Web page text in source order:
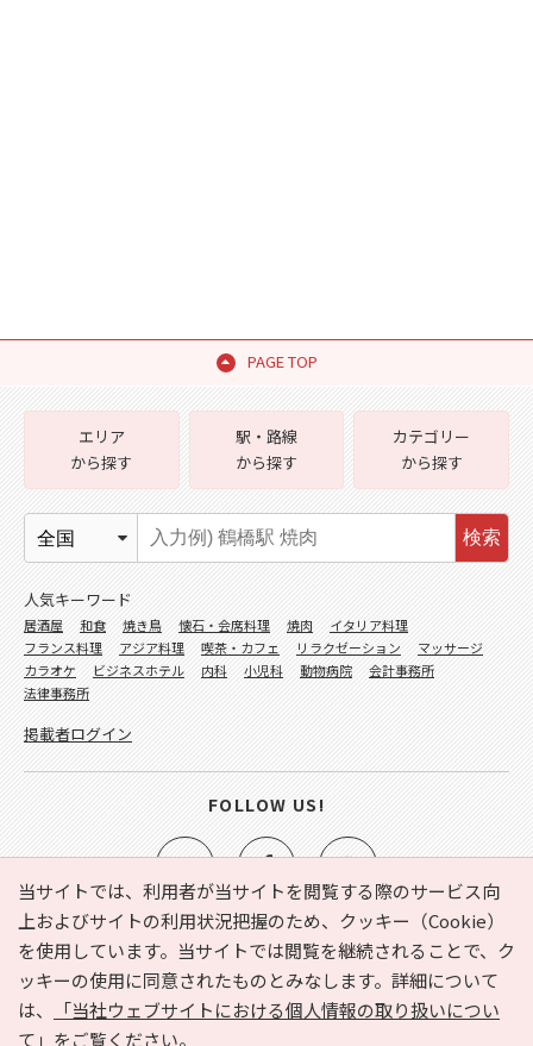
PAGE TOP
当サイトでは、利用者が当サイトを閲覧する際のサービス向
上およびサイトの利用状況把握のため、クッキー（Cookie）
を使用しています。当サイトでは閲覧を継続されることで、ク
ッキーの使用に同意されたものとみなします。詳細について
は、
「当社ウェブサイトにおける個人情報の取り扱いについ
て」 をご覧ください。
e-NAVITA（イーナビタ）とは？ お気に入り
ヘルプ
利用規約
個人情報の取り扱いについて
運営会社
サイトマップ
広告掲載に関するお問い合わせ
エリア
から探す
駅・路線
から探す
カテゴリー
から探す
検索
人気キーワード
居酒屋 和食 焼き鳥 懐石・会席料理 焼肉
イタリア料理
フランス料理
アジア料理 喫茶・カフェ リラクゼーション
マッサージ
カラオケ
ビジネスホテル 内科 小児科 動物病院
会計事務所
法律事務所
掲載者ログイン
FOLLOW US!